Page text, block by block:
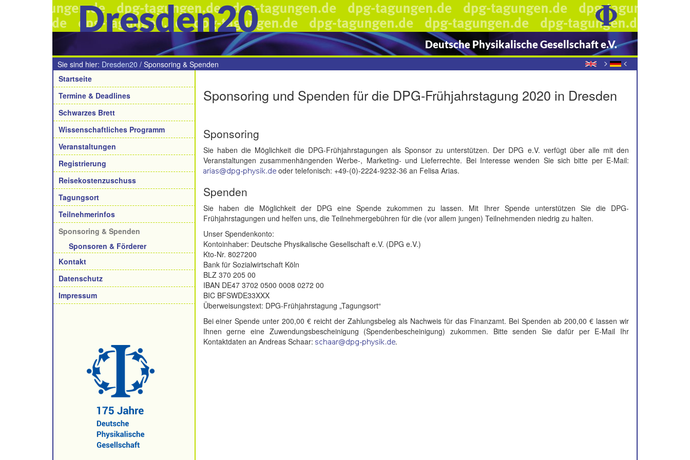
Dresden20
Deutsche Physikalische Gesellschaft e.V.
> <
Sie sind hier: Dresden20 / Sponsoring & Spenden
Navigation
Startseite
Termine & Deadlines
Schwarzes Brett
Wissenschaftliches Programm
Veranstaltungen
Registrierung
Reisekostenzuschuss
Tagungsort
Teilnehmerinfos
Sponsoring & Spenden
Sponsoren & Förderer
Kontakt
Datenschutz
Impressum
Sponsoring und Spenden für die DPG-Frühjahrstagung 2020 in Dresden
Sponsoring
Sie haben die Möglichkeit die DPG-Frühjahrstagungen als Sponsor zu unterstützen. Der DPG e.V. verfügt über alle mit den
Veranstaltungen zusammenhängenden Werbe-, Marketing- und Lieferrechte. Bei Interesse wenden Sie sich bitte per E-Mail:
oder telefonisch: +49-(0)-2224-9232-36 an Felisa Arias.
Spenden
Sie haben die Möglichkeit der DPG eine Spende zukommen zu lassen. Mit Ihrer Spende unterstützen Sie die DPG-
Frühjahrstagungen und helfen uns, die Teilnehmergebühren für die (vor allem jungen) Teilnehmenden niedrig zu halten.
Unser Spendenkonto:
Kontoinhaber: Deutsche Physikalische Gesellschaft e.V. (DPG e.V.)
Kto-Nr. 8027200
Bank für Sozialwirtschaft Köln
BLZ 370 205 00
IBAN DE47 3702 0500 0008 0272 00
BIC BFSWDE33XXX
Überweisungstext: DPG-Frühjahrstagung „Tagungsort“
Bei einer Spende unter 200,00 € reicht der Zahlungsbeleg als Nachweis für das Finanzamt. Bei Spenden ab 200,00 € lassen wir
Ihnen gerne eine Zuwendungsbescheinigung (Spendenbescheinigung) zukommen. Bitte senden Sie dafür per E-Mail Ihr
Kontaktdaten an Andreas Schaar:
.